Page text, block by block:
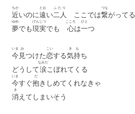
近
ちか
いのに遠
とお
い二人
ふたり
ここでは繋
つな
がってる
夢
ゆめ
でも現実
げんじつ
でも 心
こころ
は一
ひと
つ
今
いま
見
み
つけた恋
こい
する気
き
持
も
ち
どうして涙
なみだ
こぼれてくる
今
いま
すぐ抱
だ
きしめてくれなきゃ
消
き
えてしまいそう